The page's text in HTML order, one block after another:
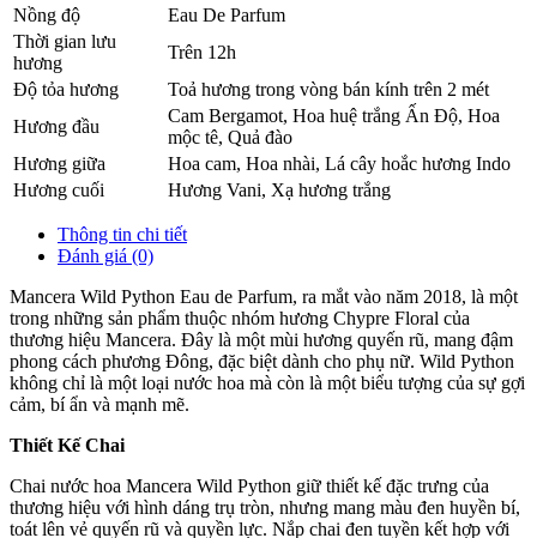
Nồng độ
Eau De Parfum
Thời gian lưu
hương
Trên 12h
Độ tỏa hương
Toả hương trong vòng bán kính trên 2 mét
Hương đầu
Cam Bergamot, Hoa huệ trắng Ấn Độ, Hoa
mộc tê, Quả đào
Hương giữa
Hoa cam, Hoa nhài, Lá cây hoắc hương Indo
Hương cuối
Hương Vani, Xạ hương trắng
Thông tin chi tiết
Đánh giá (0)
Mancera Wild Python Eau de Parfum, ra mắt vào năm 2018, là một
trong những sản phẩm thuộc nhóm hương Chypre Floral của
thương hiệu Mancera. Đây là một mùi hương quyến rũ, mang đậm
phong cách phương Đông, đặc biệt dành cho phụ nữ. Wild Python
không chỉ là một loại nước hoa mà còn là một biểu tượng của sự gợi
cảm, bí ẩn và mạnh mẽ.
Thiết Kế Chai
Chai nước hoa Mancera Wild Python giữ thiết kế đặc trưng của
thương hiệu với hình dáng trụ tròn, nhưng mang màu đen huyền bí,
toát lên vẻ quyến rũ và quyền lực. Nắp chai đen tuyền kết hợp với